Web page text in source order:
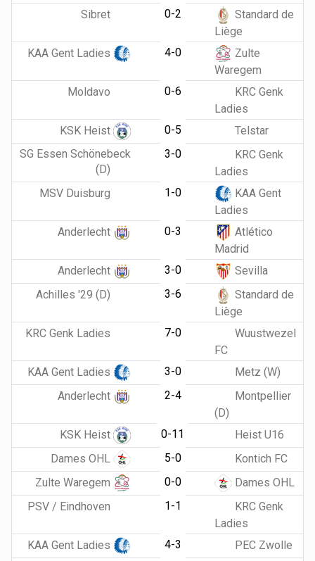
Sibret 0-2
Standard de
Liège
KAA Gent Ladies
4-0
Zulte
Waregem
Moldavo
0-6
KRC Genk
Ladies
KSK Heist
0-5
Telstar
SG Essen Schönebeck
(D)
3-0
KRC Genk
Ladies
MSV Duisburg
1-0
KAA Gent
Ladies
Anderlecht
0-3
Atlético
Madrid
Anderlecht
3-0
Sevilla
Achilles '29 (D)
3-6
Standard de
Liège
KRC Genk Ladies
7-0
Wuustwezel
FC
KAA Gent Ladies
3-0
Metz (W)
Anderlecht
2-4
Montpellier
(D)
KSK Heist
0-11
Heist U16
Dames OHL
5-0
Kontich FC
Zulte Waregem
0-0
Dames OHL
PSV / Eindhoven
1-1
KRC Genk
Ladies
KAA Gent Ladies
4-3
PEC Zwolle